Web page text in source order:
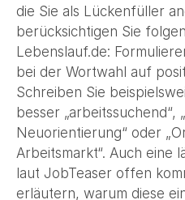
die Sie als Lückenfüller
berücksichtigen Sie
Lebenslauf.de:
bei der Wortwahl auf
Schreiben Sie
besser „arbeitssuchend“,
Neuorientierung“ oder
Arbeitsmarkt“. Auch eine
laut JobTeaser offen
erläutern, warum diese